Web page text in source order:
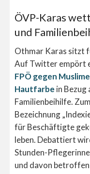
ÖVP-Karas
und
Othmar Karas sitzt
Auf Twitter empört
FPÖ gegen
Hautfarbe in Bezug
Familienbeihilfe.
Bezeichnung
für Beschäftigte
leben. Debattiert
Stunden-
und davon betroffen